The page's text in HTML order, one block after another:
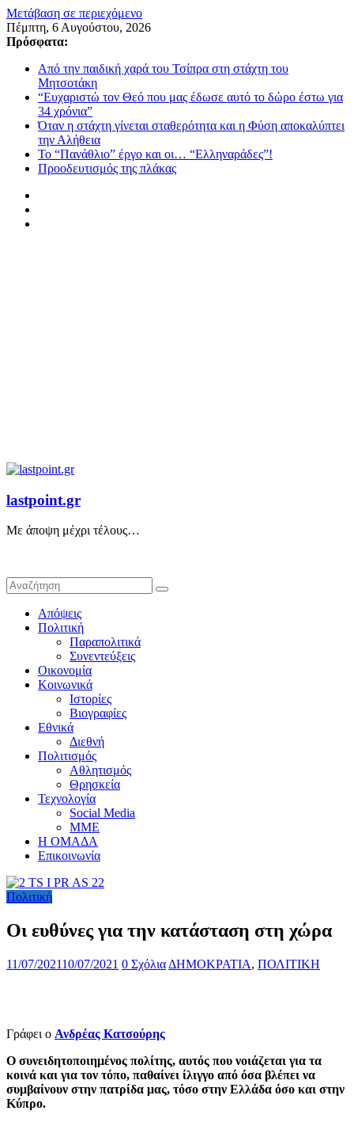
Μετάβαση σε περιεχόμενο
Πέμπτη, 6 Αυγούστου, 2026
Πρόσφατα:
Από την παιδική χαρά του Τσίπρα στη στάχτη του
Μητσοτάκη
“Ευχαριστώ τον Θεό που μας έδωσε αυτό το δώρο έστω για
34 χρόνια”
Όταν η στάχτη γίνεται σταθερότητα και η Φύση αποκαλύπτει
την Αλήθεια
Το “Πανάθλιο” έργο και οι… “Ελληναράδες”!
Προοδευτισμός της πλάκας
lastpoint.gr
Με άποψη μέχρι τέλους…
Απόψεις
Πολιτική
Παραπολιτικά
Συνεντεύξεις
Οικονομία
Κοινωνικά
Ιστορίες
Βιογραφίες
Εθνικά
Διεθνή
Πολιτισμός
Αθλητισμός
Θρησκεία
Τεχνολογία
Social Media
ΜΜΕ
Η ΟΜΑΔΑ
Επικοινωνία
Πολιτική
Οι ευθύνες για την κατάσταση στη χώρα
11/07/202110/07/2021 0 Σχόλια ΔΗΜΟΚΡΑΤΙΑ, ΠΟΛΙΤΙΚΗ
Γράφει ο Ανδρέας Κατσούρης
Ο συνειδητοποιημένος πολίτης, αυτός που νοιάζεται για τα
κοινά και για τον τόπο, παθαίνει ίλιγγο από όσα βλέπει να
συμβαίνουν στην πατρίδα μας, τόσο στην Ελλάδα όσο και στην
Κύπρο.